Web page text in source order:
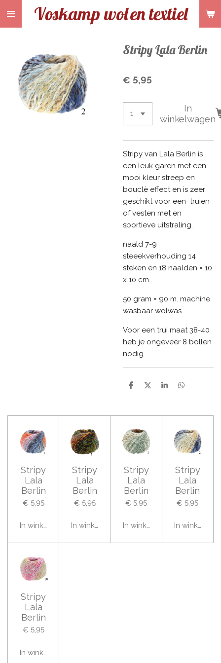
Ga
hoofdinhoud
Voskamp wolen textiel
Stripy Lala Berlin
€ 5,95
In
winkelwagen
Stripy van Lala Berlin is
een leuk garen met een
mooi kleur streep en
bouclè effect en is zeer
geschikt voor een truien
of vesten met en
sportieve uitstraling.
naald 7-9
steeekverhouding 14
steken en 18 naalden = 10
x 10 cm.
50 gram = 90 m. machine
wasbaar wolwas
Voor een trui maat 38-40
heb je ongeveer 8 bollen
nodig
D
n
D
S
e
D
n
Stripy
Lala
Berlin
€ 5,95
In winkelwagen
Stripy
Lala
Berlin
€ 5,95
In winkelwagen
Stripy
Lala
Berlin
€ 5,95
In winkelwagen
Stripy
Lala
Berlin
€ 5,95
In
Stripy
Lala
Berlin
€ 5,95
In winkelwagen